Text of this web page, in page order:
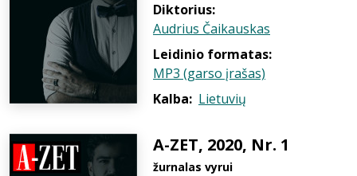
Diktorius:
Audrius Čaikauskas
Leidinio formatas:
MP3 (garso įrašas)
Kalba: Lietuvių
A-ZET, 2020, Nr. 1
žurnalas vyrui